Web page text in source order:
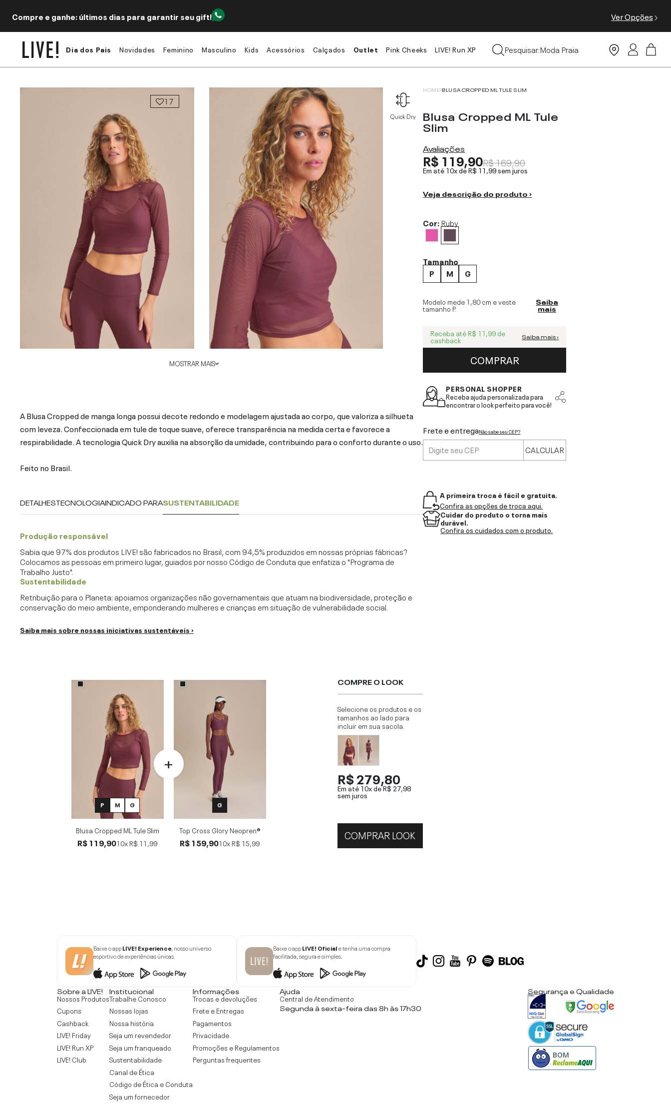
Compre e ganhe: últimos dias para garantir seu gift! Ver Opções
Dia dos Pais Novidades Feminino Masculino Kids Acessórios Calçados Outlet Pink Cheeks LIVE! Run XP Pesquisar:Moda Praia
Leggings
17
MOSTRAR MAIS
Quick Dry
A Blusa Cropped de manga longa possui decote redondo e modelagem ajustada ao corpo, que valoriza a silhueta
com leveza. Confeccionada em tule de toque suave, oferece transparência na medida certa e favorece a
respirabilidade. A tecnologia Quick Dry auxilia na absorção da umidade, contribuindo para o conforto durante o uso.
Feito no Brasil.
DETALHESTECNOLOGIAINDICADO PARASUSTENTABILIDADE
Produção responsável
Sabia que 97% dos produtos LIVE! são fabricados no Brasil, com 94,5% produzidos em nossas próprias fábricas?
Colocamos as pessoas em primeiro lugar, guiados por nosso Código de Conduta que enfatiza o "Programa de
Trabalho Justo".
Sustentabilidade
Retribuição para o Planeta: apoiamos organizações não governamentais que atuam na biodiversidade, proteção e
conservação do meio ambiente, emponderando mulheres e crianças em situação de vulnerabilidade social.
Saiba mais sobre nossas iniciativas sustentáveis ›
P M G
Blusa Cropped ML Tule Slim
R$ 119,9010xR$ 11,99
G
Top Cross Glory Neopren®
R$ 159,9010xR$ 15,99
COMPRE O LOOK
Selecione os produtos e os
tamanhos ao lado para
incluir em sua sacola.
R$ 279,80
Em até 10x deR$ 27,98
sem juros
COMPRAR LOOK
HOME BLUSA CROPPED ML TULE SLIM
Blusa Cropped ML Tule
Slim
Avaliações
R$ 119,90R$ 169,90
Em até 10x deR$ 11,99sem juros
Veja descrição do produto ›
Cor:Ruby
Tamanho
P
M G
Modelo mede 1,80 cm e veste
tamanho P.
Saiba
mais
Receba até R$ 11,99 de
cashback Saiba mais ›
COMPRAR
PERSONAL SHOPPER
Receba ajuda personalizada para
encontrar o look perfeito para você!
Frete e entregaNão sabe seu CEP?
CALCULAR
A primeira troca é fácil e gratuita.
Confira as opções de troca aqui.
Cuidar do produto o torna mais
durável.
Confira os cuidados com o produto.
Baixe o appLIVE! Experience, nosso universo
esportivo de experiências únicas.
Baixe o appLIVE! Oficiale tenha uma compra
facilitada, segura e simples.
Sobre a LIVE!
Nossos Produtos
Cupons
Cashback
LIVE! Friday
LIVE! Run XP
LIVE! Club
Institucional
Trabalhe Conosco
Nossas lojas
Nossa história
Seja um revendedor
Seja um franqueado
Sustentabilidade
Canal de Ética
Código de Ética e Conduta
Seja um fornecedor
Informações
Trocas e devoluções
Frete e Entregas
Pagamentos
Privacidade
Promoções e Regulamentos
Perguntas frequentes
Ajuda
Central de Atendimento
Segunda à sexta-feira das 8h às 17h30
Segurança e Qualidade
BOM